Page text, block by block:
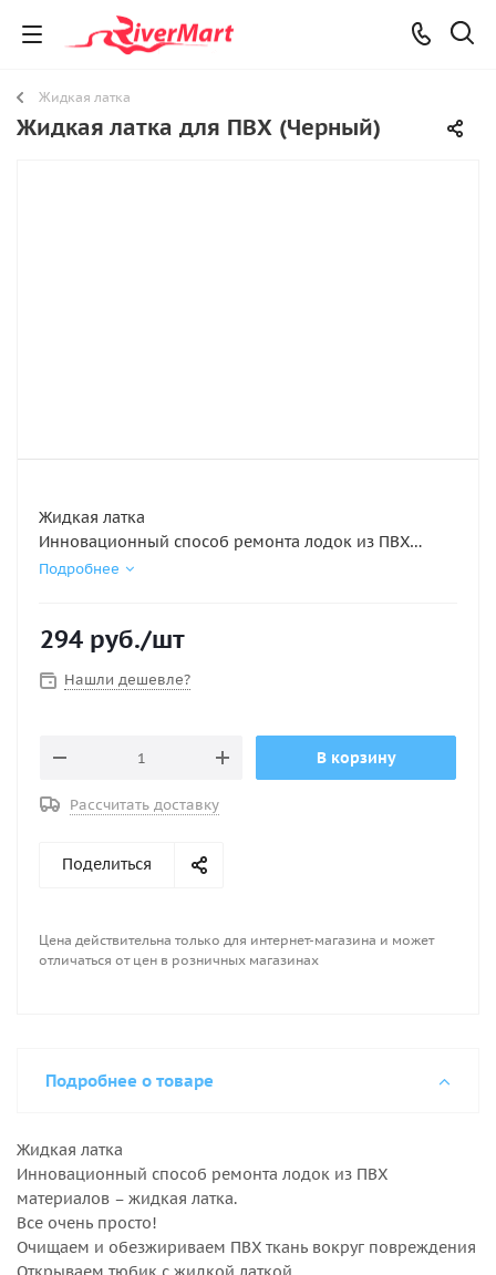
Жидкая латка
Жидкая латка для ПВХ (Черный)
Жидкая латка
Инновационный способ ремонта лодок из ПВХ
материалов – жидкая латка.
повреждения
Наносим небольшое количество реагента на
Через 8 часов накачиваем лодку и все!
Подробнее
294 руб./шт
Нашли дешевле?
В корзину
Рассчитать доставку
Поделиться
Цена действительна только для интернет-магазина и может
отличаться от цен в розничных магазинах
Подробнее о товаре
Жидкая латка
Инновационный способ ремонта лодок из ПВХ
материалов – жидкая латка.
Все очень просто!
Очищаем и обезжириваем ПВХ ткань вокруг повреждения